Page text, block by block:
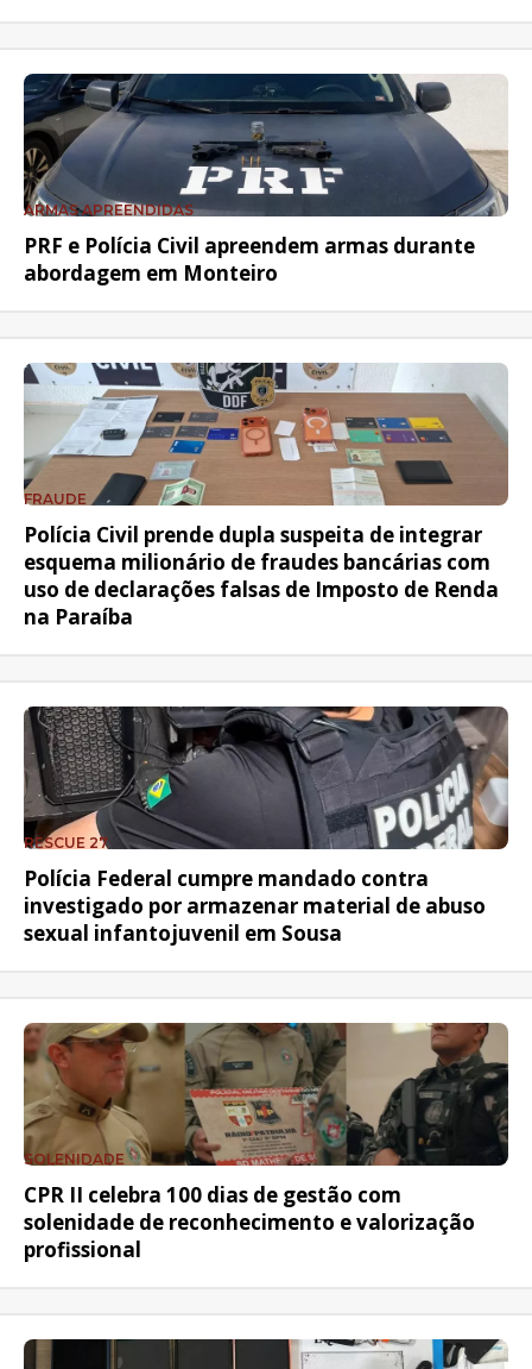
ARMAS APREENDIDAS
PRF e Polícia Civil apreendem armas durante
abordagem em Monteiro
FRAUDE
Polícia Civil prende dupla suspeita de integrar
esquema milionário de fraudes bancárias com
uso de declarações falsas de Imposto de Renda
na Paraíba
RESCUE 27
Polícia Federal cumpre mandado contra
investigado por armazenar material de abuso
sexual infantojuvenil em Sousa
SOLENIDADE
CPR II celebra 100 dias de gestão com
solenidade de reconhecimento e valorização
profissional